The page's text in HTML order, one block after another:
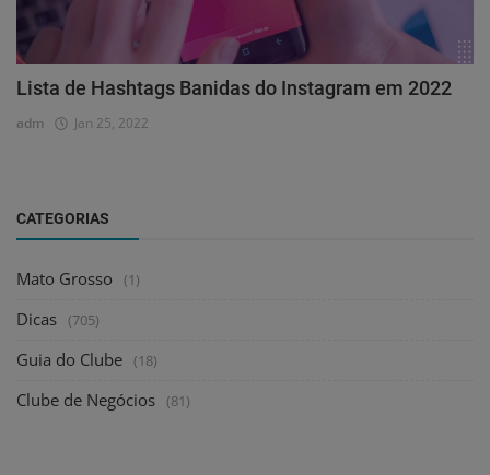
Lista de Hashtags Banidas do Instagram em 2022
adm Jan 25, 2022
CATEGORIAS
Mato Grosso (1)
Dicas (705)
Guia do Clube (18)
Clube de Negócios (81)